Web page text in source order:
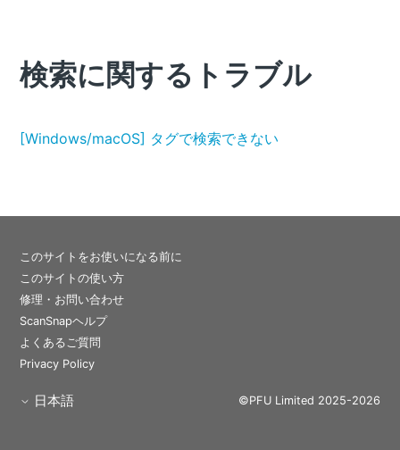
検索に関するトラブル
[Windows/macOS] タグで検索できない
このサイトをお使いになる前に
このサイトの使い方
修理・お問い合わせ
ScanSnapヘルプ
よくあるご質問
Privacy Policy
日本語 ©PFU Limited 2025-2026